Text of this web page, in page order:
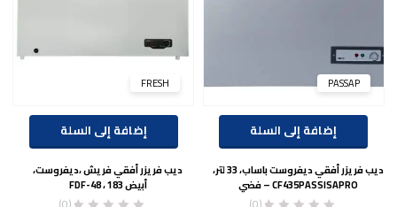
PASSAP
إضافة إلى السلة
ديب فريزر أفقي ديفروست باساب، 33 لتر،
CF435PASSISAPRO – فضي
FRESH
إضافة إلى السلة
ديب فريزر أفقي فريش ،ديفروست،
أبيض 183 ، FDF-48